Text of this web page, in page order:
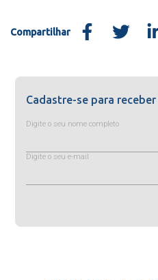
Compartilhar
Cadastre-se para
Digite o seu nome completo
Digite o seu e-mail